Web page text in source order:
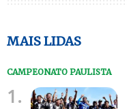
MAIS LIDAS
CAMPEONATO PAULISTA
1.